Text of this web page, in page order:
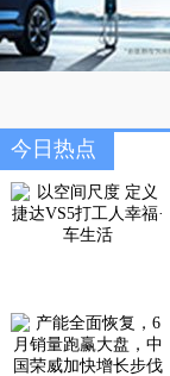
今日热点